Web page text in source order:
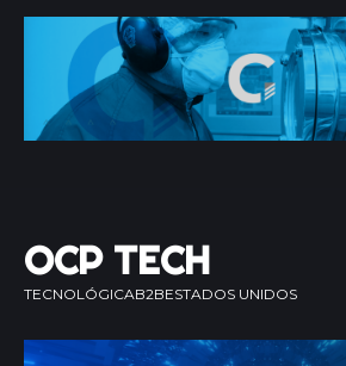
OCP TECH
TECNOLÓGICAB2BESTADOS UNIDOS